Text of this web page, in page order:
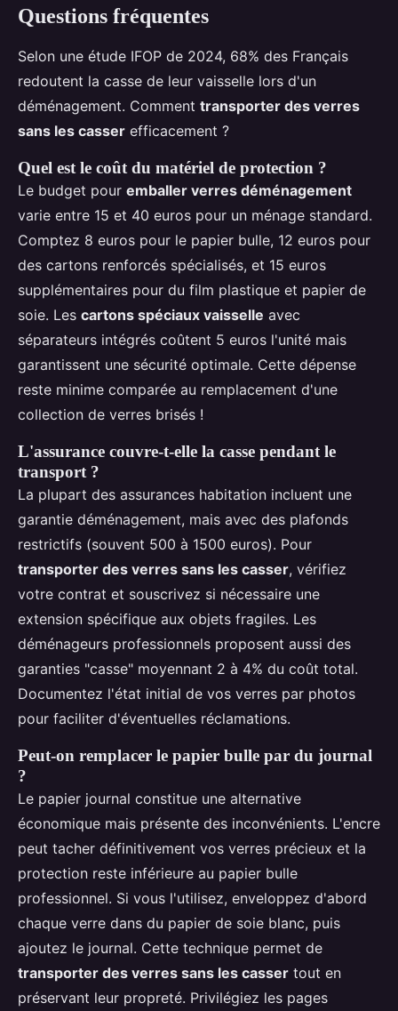
Questions fréquentes
Selon une étude IFOP de 2024, 68% des Français
redoutent la casse de leur vaisselle lors d'un
déménagement. Comment transporter des verres
sans les casser efficacement ?
Quel est le coût du matériel de protection ?
Le budget pour emballer verres déménagement
varie entre 15 et 40 euros pour un ménage standard.
Comptez 8 euros pour le papier bulle, 12 euros pour
des cartons renforcés spécialisés, et 15 euros
supplémentaires pour du film plastique et papier de
soie. Les cartons spéciaux vaisselle avec
séparateurs intégrés coûtent 5 euros l'unité mais
garantissent une sécurité optimale. Cette dépense
reste minime comparée au remplacement d'une
collection de verres brisés !
L'assurance couvre-t-elle la casse pendant le
transport ?
La plupart des assurances habitation incluent une
garantie déménagement, mais avec des plafonds
restrictifs (souvent 500 à 1500 euros). Pour
transporter des verres sans les casser, vérifiez
votre contrat et souscrivez si nécessaire une
extension spécifique aux objets fragiles. Les
déménageurs professionnels proposent aussi des
garanties "casse" moyennant 2 à 4% du coût total.
Documentez l'état initial de vos verres par photos
pour faciliter d'éventuelles réclamations.
Peut-on remplacer le papier bulle par du journal
?
Le papier journal constitue une alternative
économique mais présente des inconvénients. L'encre
peut tacher définitivement vos verres précieux et la
protection reste inférieure au papier bulle
professionnel. Si vous l'utilisez, enveloppez d'abord
chaque verre dans du papier de soie blanc, puis
ajoutez le journal. Cette technique permet de
transporter des verres sans les casser tout en
préservant leur propreté. Privilégiez les pages